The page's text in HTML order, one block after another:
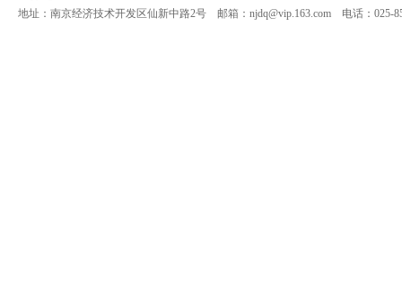
地址：南京经济技术开发区仙新中路2号 邮箱： njdq@vip.163.com 电话：025-